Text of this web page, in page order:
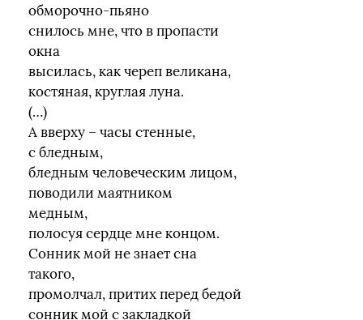
обморочно-пьяно
снилось мне, что в пропасти
окна
высилась, как череп великана,
костяная, круглая луна.
(…)
А вверху – часы стенные,
с бледным,
бледным человеческим лицом,
поводили маятником
медным,
полосуя сердце мне концом.
Сонник мой не знает сна
такого,
промолчал, притих перед бедой
сонник мой с закладкой